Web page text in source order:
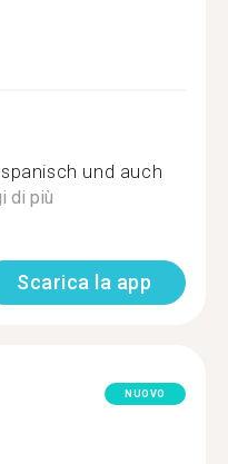
und auch
di più
Scarica la app
NUOVO